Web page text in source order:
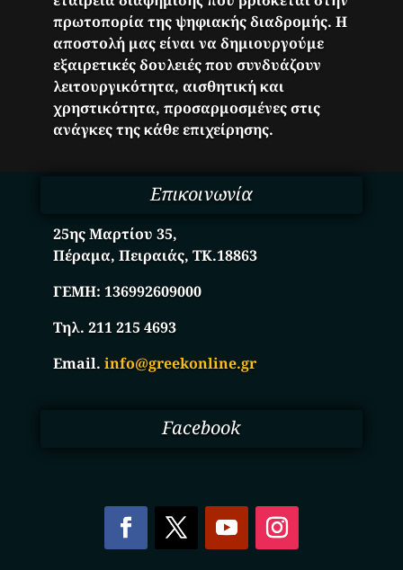
πρωτοπορία της ψηφιακής διαδρομής. Η
αποστολή μας είναι να δημιουργούμε
εξαιρετικές δουλειές που συνδυάζουν
λειτουργικότητα, αισθητική και
χρηστικότητα, προσαρμοσμένες στις
ανάγκες της κάθε επιχείρησης.
Επικοινωνία
25ης Μαρτίου 35,
Πέραμα, Πειραιάς, ΤΚ.18863
ΓΕΜΗ:136992609000
Τηλ. 211 215 4693
Email.info@greekonline.gr
Facebook